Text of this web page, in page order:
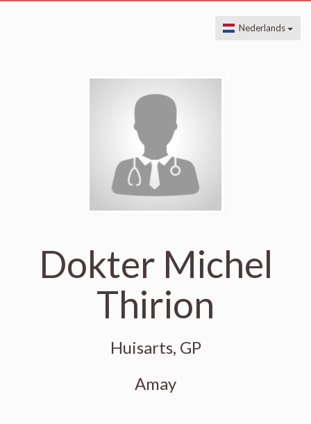
Nederlands
Dokter Michel
Thirion
Huisarts, GP
Amay